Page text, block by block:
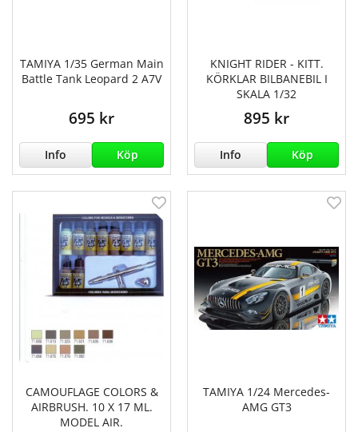
TAMIYA 1/35 German Main
Battle Tank Leopard 2 A7V
695 kr
Info Köp
KNIGHT RIDER - KITT.
KÖRKLAR BILBANEBIL I
SKALA 1/32
895 kr
Info Köp
CAMOUFLAGE COLORS &
AIRBRUSH. 10 X 17 ML.
MODEL AIR.
TAMIYA 1/24 Mercedes-
AMG GT3